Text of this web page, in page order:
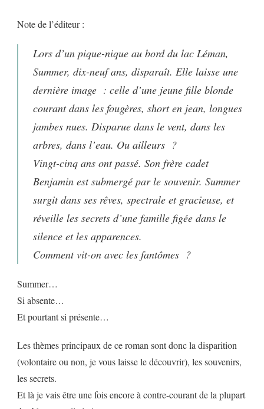
Note de l’éditeur :
Lors d’un pique-nique au bord du lac Léman,
Summer, dix-neuf ans, disparaît. Elle laisse une
dernière image : celle d’une jeune fille blonde
courant dans les fougères, short en jean, longues
jambes nues. Disparue dans le vent, dans les
arbres, dans l’eau. Ou ailleurs ?
Vingt-cinq ans ont passé. Son frère cadet
Benjamin est submergé par le souvenir. Summer
surgit dans ses rêves, spectrale et gracieuse, et
réveille les secrets d’une famille figée dans le
silence et les apparences.
Comment vit-on avec les fantômes ?
Summer…
Si absente…
Et pourtant si présente…
Les thèmes principaux de ce roman sont donc la disparition
(volontaire ou non, je vous laisse le découvrir), les souvenirs,
les secrets.
Et là je vais être une fois encore à contre-courant de la plupart